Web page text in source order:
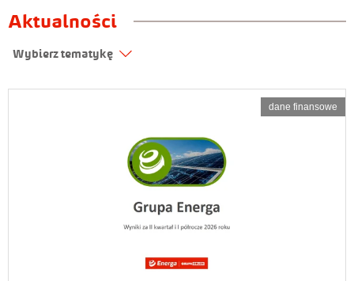
Aktualności
Wybierz tematykę
dane finansowe